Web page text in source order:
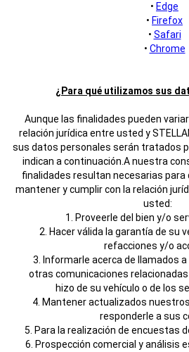
• Edge
• Firefox
• Safari
• Chrome
¿Para qué utilizamos sus
Aunque las finalidades pueden
relación jurídica entre usted y
sus datos personales serán tratados
indican a continuación. A nuestra
finalidades resultan necesarias
mantener y cumplir con la relación
usted:
1. Proveerle del bien y/o
2. Hacer válida la garantía de su
refacciones y/o
3. Informarle acerca de llamados
otras comunicaciones
hizo de su vehículo o de los
4. Mantener actualizados
responderle a sus
5. Para la realización de encuestas
6. Prospección comercial y análisis